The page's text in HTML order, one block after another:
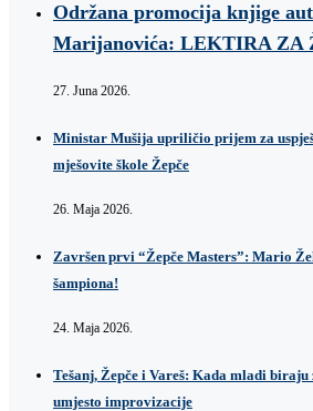
Održana promocija knjige
Marijanovića: LEKTIRA ZA
27. Juna 2026.
Ministar Mušija upriličio prijem za
mješovite škole Žepče
26. Maja 2026.
Završen prvi “Žepče Masters”: Mario
šampiona!
24. Maja 2026.
Tešanj, Žepče i Vareš: Kada mladi
umjesto improvizacije